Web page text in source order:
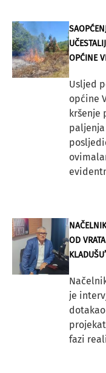
OPĆINE
Usljed
općine
kršenje
OD
je
fazi